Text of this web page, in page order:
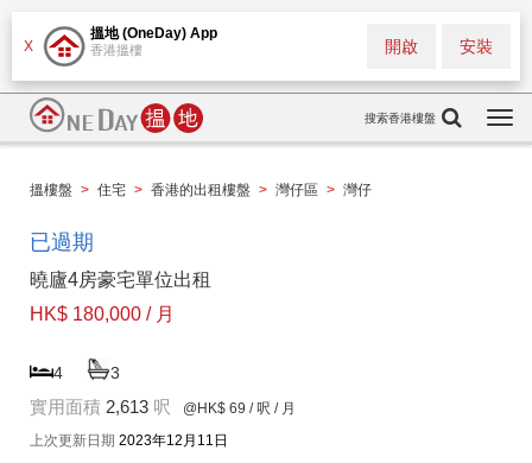
X
搵地 (OneDay) App
香港搵樓 安裝
開啟
搜索香港樓盤
搵樓盤 > 住宅 > 香港的出租樓盤 > 灣仔區 > 灣仔
已過期
曉廬4房豪宅單位出租
HK$ 180,000 / 月
4 3
實用面積 2,613 呎 @HK$ 69 / 呎 / 月
上次更新日期 2023年12月11日